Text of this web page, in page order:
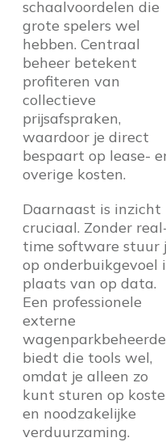
schaalvoordelen die
grote spelers wel
hebben. Centraal
beheer betekent
profiteren van
collectieve
prijsafspraken,
waardoor je direct
bespaart op lease-
overige kosten.
Daarnaast is inzicht
cruciaal. Zonder
time software stuur
op onderbuikgevoel
plaats van op data.
Een professionele
externe
biedt die tools wel,
omdat je alleen zo
kunt sturen op
en noodzakelijke
verduurzaming.